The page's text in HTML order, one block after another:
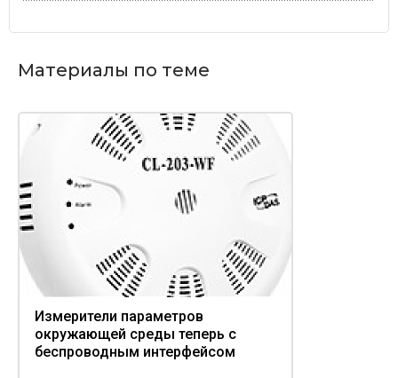
Материалы по теме
Измерители параметров
окружающей среды теперь с
беспроводным интерфейсом